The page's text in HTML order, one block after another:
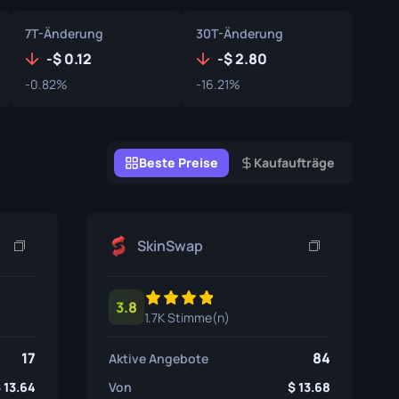
Souvenir
Souvenir-Highlight
7T-Änderung
- 0.12
-0.82%
30T-Änderung
- 2.80
-16.21%
Beste Preise Kaufaufträge
17
13.64
SkinSwap
3.8
1.7K Stimme(n)
Aktive Angebote 84
Von 13.68